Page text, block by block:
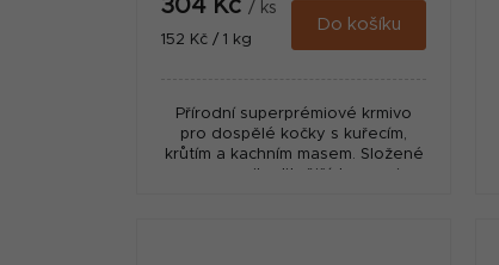
304 Kč / ks
Měrná
152 Kč / 1 kg
Do košíku
Přírodní superprémiové krmivo
pro dospělé kočky s kuřecím,
krůtím a kachním masem. Složené